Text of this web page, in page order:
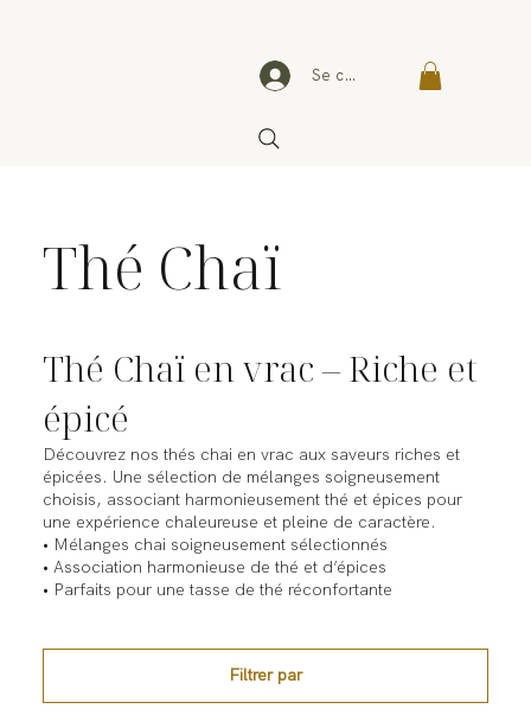
Se connecter
Thé Chaï
Thé Chaï en vrac – Riche et
épicé
Découvrez nos thés chai en vrac aux saveurs riches et
épicées. Une sélection de mélanges soigneusement
choisis, associant harmonieusement thé et épices pour
une expérience chaleureuse et pleine de caractère.
• Mélanges chai soigneusement sélectionnés
• Association harmonieuse de thé et d’épices
• Parfaits pour une tasse de thé réconfortante
Filtrer par